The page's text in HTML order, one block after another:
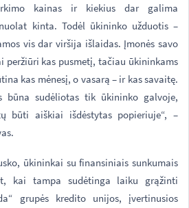
kainas ir kiekius dar galima
kinta. Todėl ūkininko užduotis –
vis dar viršija išlaidas. Įmonės savo
peržiūri kas pusmetį, tačiau ūkininkams
kas mėnesį, o vasarą – ir kas savaitę.
būna sudėliotas tik ūkininko galvoje,
būti aiškiai išdėstytas popieriuje“, –
ūkininkai su finansiniais sunkumais
kai tampa sudėtinga laiku grąžinti
grupės kredito unijos, įvertinusios